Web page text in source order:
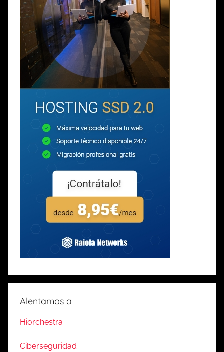
Alentamos a
Hiorchestra
Ciberseguridad